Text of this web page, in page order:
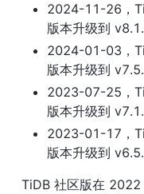
2024-11-26，
版本升级到
2024-01-03，
版本升级到
2023-07-25，
版本升级到
2023-01-17，
版本升级到
TiDB 社区版在